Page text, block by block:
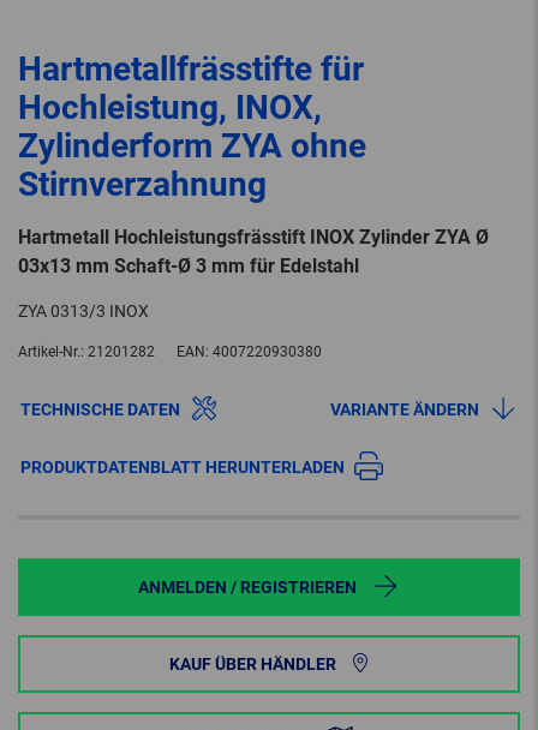
Hartmetallfrässtifte für
Hochleistung, INOX,
Zylinderform ZYA ohne
Stirnverzahnung
Hartmetall Hochleistungsfrässtift INOX Zylinder ZYA Ø
03x13 mm Schaft-Ø 3 mm für Edelstahl
ZYA 0313/3 INOX
Artikel-Nr.: 21201282 EAN: 4007220930380
TECHNISCHE DATEN VARIANTE ÄNDERN
PRODUKTDATENBLATT HERUNTERLADEN
ANMELDEN / REGISTRIEREN
KAUF ÜBER HÄNDLER